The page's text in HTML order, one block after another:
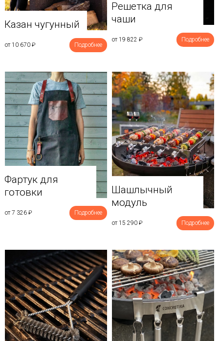
Казан чугунный
от 10 670 ₽ Подробнее
Решетка для
чаши
от 19 822 ₽ Подробнее
Фартук для
готовки
от 7 326 ₽ Подробнее
Шашлычный
модуль
от 15 290 ₽ Подробнее